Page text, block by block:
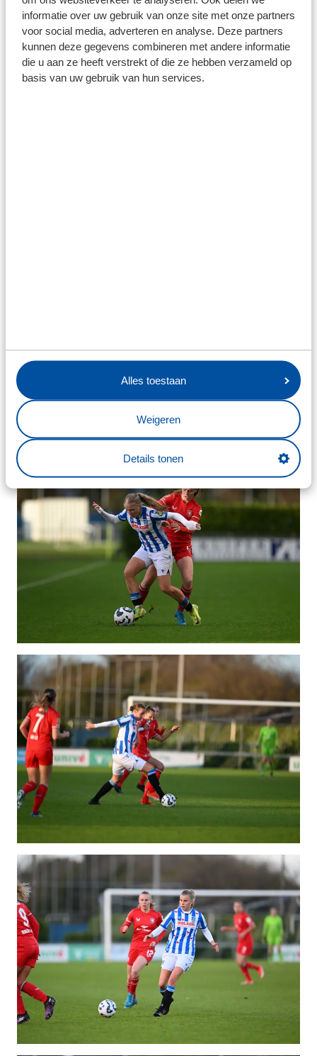
informatie over uw gebruik van onze site met onze partners
voor social media, adverteren en analyse. Deze partners
kunnen deze gegevens combineren met andere informatie
die u aan ze heeft verstrekt of die ze hebben verzameld op
basis van uw gebruik van hun services.
Alles toestaan
Weigeren
Details tonen